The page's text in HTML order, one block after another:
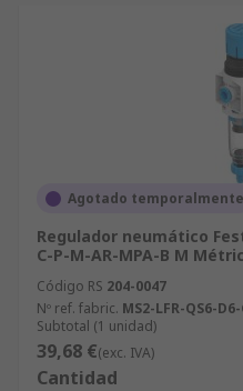
Agotado temporalmente
Regulador neumático
C-P-M-AR-MPA-B M
Código RS 204-0047
Nº ref. fabric. MS2-LFR-QS6-
Subtotal (1 unidad)
39,68 €(exc. IVA)
Cantidad